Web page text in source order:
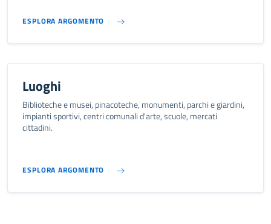
ESPLORA ARGOMENTO
Luoghi
Biblioteche e musei, pinacoteche, monumenti, parchi e giardini,
impianti sportivi, centri comunali d'arte, scuole, mercati
cittadini.
ESPLORA ARGOMENTO